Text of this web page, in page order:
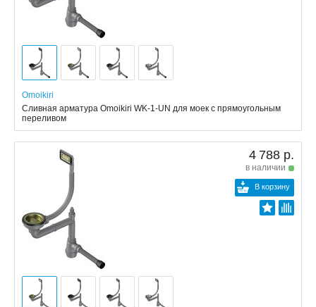
Omoikiri
Сливная арматура Omoikiri WK-1-UN для моек с прямоугольным
переливом
4 788 р.
в наличии
В корзину